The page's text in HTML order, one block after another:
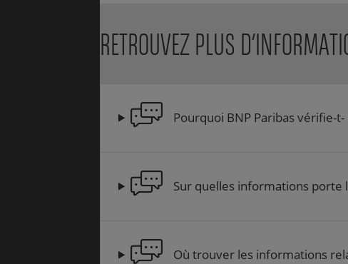
RETROUVEZ PLUS
Pourquoi BNP Paribas vérifie-
Sur quelles informations porte
Où trouver les informations